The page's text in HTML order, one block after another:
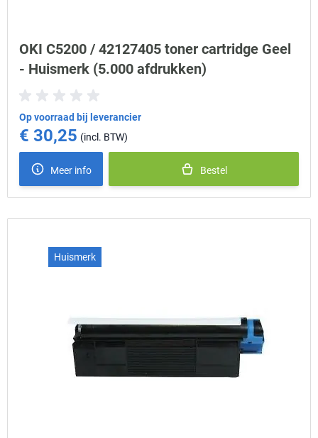
OKI C5200 / 42127405 toner cartridge Geel
- Huismerk (5.000 afdrukken)
Op voorraad bij leverancier
€ 30,25
Meer info Bestel
Huismerk